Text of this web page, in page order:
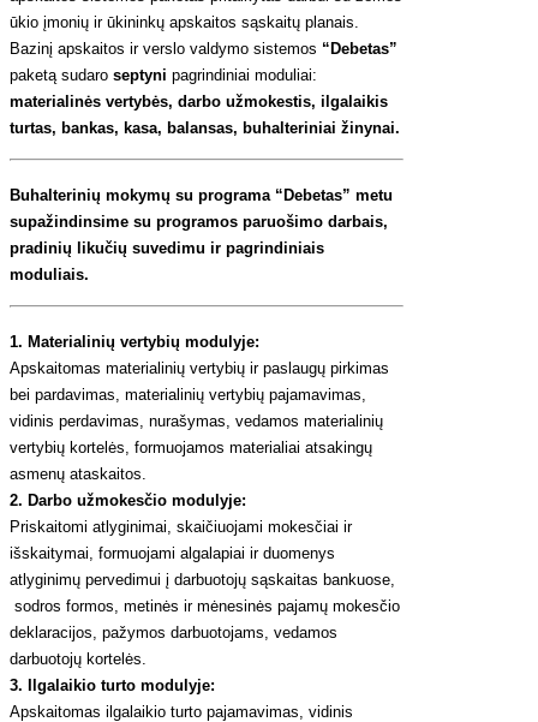
ūkio įmonių ir ūkininkų apskaitos sąskaitų planais.
Bazinį apskaitos ir verslo valdymo sistemos “Debetas”
paketą sudaro septyni pagrindiniai moduliai:
materialinės vertybės, darbo užmokestis, ilgalaikis
turtas, bankas, kasa, balansas, buhalteriniai žinynai.
Buhalterinių mokymų su programa “Debetas” metu
supažindinsime su programos paruošimo darbais,
pradinių likučių suvedimu ir pagrindiniais
moduliais.
1. Materialinių vertybių modulyje:
Apskaitomas materialinių vertybių ir paslaugų pirkimas
bei pardavimas, materialinių vertybių pajamavimas,
vidinis perdavimas, nurašymas, vedamos materialinių
vertybių kortelės, formuojamos materialiai atsakingų
asmenų ataskaitos.
2. Darbo užmokesčio modulyje:
Priskaitomi atlyginimai, skaičiuojami mokesčiai ir
išskaitymai, formuojami algalapiai ir duomenys
atlyginimų pervedimui į darbuotojų sąskaitas bankuose,
sodros formos, metinės ir mėnesinės pajamų mokesčio
deklaracijos, pažymos darbuotojams, vedamos
darbuotojų kortelės.
3. Ilgalaikio turto modulyje:
Apskaitomas ilgalaikio turto pajamavimas, vidinis